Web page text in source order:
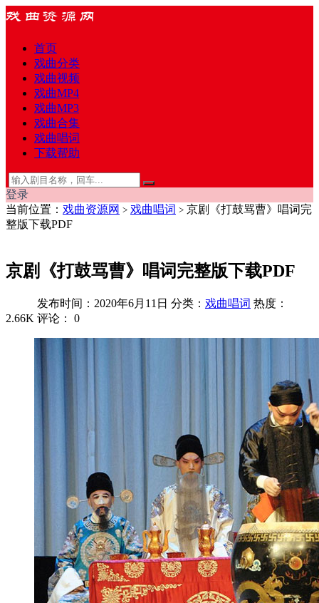
首页
戏曲分类
戏曲视频
戏曲MP4
戏曲MP3
戏曲合集
戏曲唱词
下载帮助
登录
当前位置： 戏曲资源网 > 戏曲唱词 > 京剧《打鼓骂曹》唱词完
整版下载PDF
京剧《打鼓骂曹》唱词完整版下载PDF
发布时间：2020年6月11日 分类： 戏曲唱词 热度：
2.66K 评论： 0